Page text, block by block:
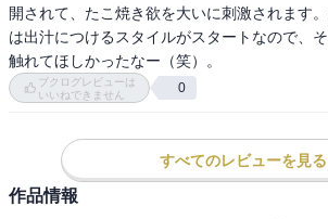
開されて、たこ焼き欲を大いに刺激されます
は出汁につけるスタイルがスタートなので、
触れてほしかったなー（笑）。
ブクログレビューは
いいねできません
0
すべてのレビューを見る
作品情報